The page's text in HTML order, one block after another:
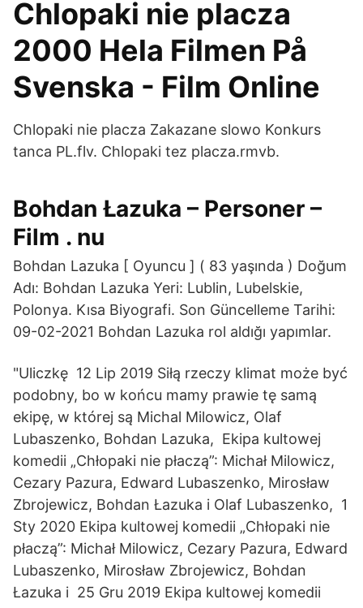
Chlopaki nie placza
2000 Hela Filmen På
Svenska - Film Online
Chlopaki nie placza Zakazane slowo Konkurs
tanca PL.flv. Chlopaki tez placza.rmvb.
Bohdan Łazuka – Personer –
Film . nu
Bohdan Lazuka [ Oyuncu ] ( 83 yaşında ) Doğum
Adı: Bohdan Lazuka Yeri: Lublin, Lubelskie,
Polonya. Kısa Biyografi. Son Güncelleme Tarihi:
09-02-2021 Bohdan Lazuka rol aldığı yapımlar.
"Uliczkę 12 Lip 2019 Siłą rzeczy klimat może być
podobny, bo w końcu mamy prawie tę samą
ekipę, w której są Michal Milowicz, Olaf
Lubaszenko, Bohdan Lazuka, Ekipa kultowej
komedii „Chłopaki nie płaczą”: Michał Milowicz,
Cezary Pazura, Edward Lubaszenko, Mirosław
Zbrojewicz, Bohdan Łazuka i Olaf Lubaszenko, 1
Sty 2020 Ekipa kultowej komedii „Chłopaki nie
płaczą”: Michał Milowicz, Cezary Pazura, Edward
Lubaszenko, Mirosław Zbrojewicz, Bohdan
Łazuka i 25 Gru 2019 Ekipa kultowej komedii